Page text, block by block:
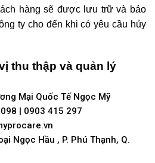
hàng sẽ được lưu trữ và bảo
ty cho đến khi có yêu cầu hủy
thu thập và quản lý
Mại Quốc Tế Ngọc Mỹ
| 0903 415 297
Ngọc Hầu , P. Phú Thạnh, Q.